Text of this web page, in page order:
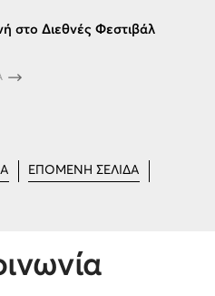
στο Διεθνές Φεστιβάλ
ΕΠΟΜΕΝΗ ΣΕΛΙΔΑ